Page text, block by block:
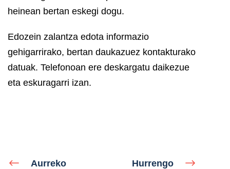
heinean bertan eskegi dogu.
Edozein zalantza edota informazio
gehigarrirako, bertan daukazuez kontakturako
datuak. Telefonoan ere deskargatu daikezue
eta eskuragarri izan.
Aurreko
Hurrengo